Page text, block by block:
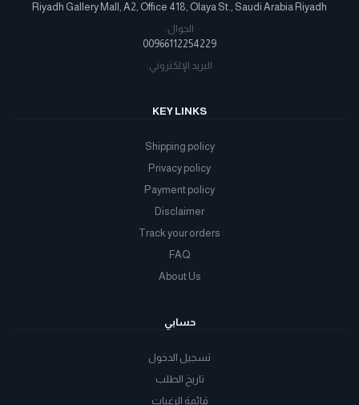
Riyadh Gallery Mall, A2, Office 418, Olaya St., Saudi Arabia Riyadh
الجوال:
00966112254229
البريد الإلكتروني:
KEY LINKS
Shipping policy
Privacy policy
Payment policy
Disclaimer
Track your orders
FAQ
About Us
حسابي
تسجيل الدخول
تاريخ الطلب
قائمة الرغبات